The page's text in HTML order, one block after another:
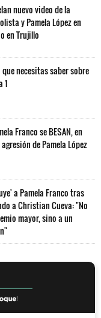
nuevo video de la
y Pamela López en
en Trujillo
que necesitas saber sobre
1
Franco se BESAN, en
de Pamela López
a Pamela Franco tras
a Christian Cueva: "No
mayor, sino a un